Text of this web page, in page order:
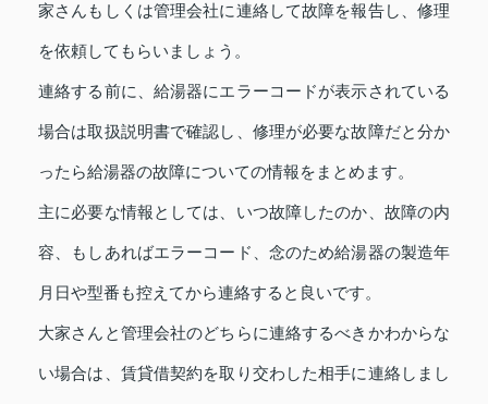
家さんもしくは管理会社に連絡して故障を報告し、修理
を依頼してもらいましょう。
連絡する前に、給湯器にエラーコードが表示されている
場合は取扱説明書で確認し、修理が必要な故障だと分か
ったら給湯器の故障についての情報をまとめます。
主に必要な情報としては、いつ故障したのか、故障の内
容、もしあればエラーコード、念のため給湯器の製造年
月日や型番も控えてから連絡すると良いです。
大家さんと管理会社のどちらに連絡するべきかわからな
い場合は、賃貸借契約を取り交わした相手に連絡しまし